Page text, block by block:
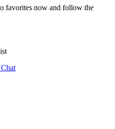
favorites now and follow the